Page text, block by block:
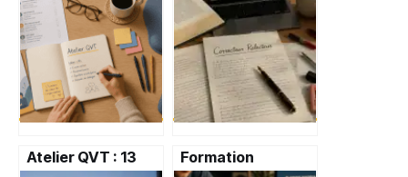
Atelier QVT : 13
Formation